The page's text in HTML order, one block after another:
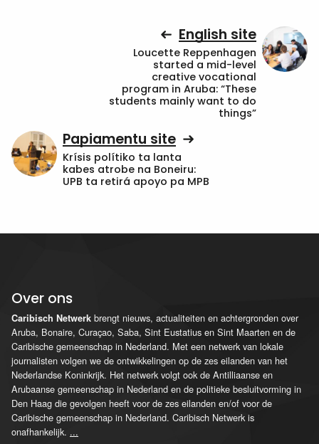
English site
Loucette Reppenhagen
started a mid-level
creative vocational
program in Aruba: “These
students mainly want to do
things”
Papiamentu site
Krísis polítiko ta lanta
kabes atrobe na Boneiru:
UPB ta retirá apoyo pa MPB
Over ons
Caribisch Netwerk brengt nieuws, actualiteiten en achtergronden over
Aruba, Bonaire, Curaçao, Saba, Sint Eustatius en Sint Maarten en de
Caribische gemeenschap in Nederland. Met een netwerk van lokale
journalisten volgen we de ontwikkelingen op de zes eilanden van het
Nederlandse Koninkrijk. Het netwerk volgt ook de Antilliaanse en
Arubaanse gemeenschap in Nederland en de politieke besluitvorming in
Den Haag die gevolgen heeft voor de zes eilanden en/of voor de
Caribische gemeenschap in Nederland. Caribisch Netwerk is
onafhankelijk. ...